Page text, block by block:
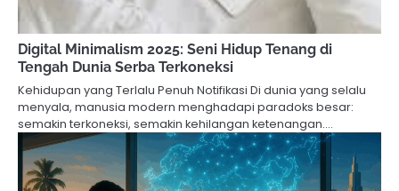
Digital Minimalism 2025: Seni Hidup Tenang di
Tengah Dunia Serba Terkoneksi
Kehidupan yang Terlalu Penuh Notifikasi Di dunia yang selalu
menyala, manusia modern menghadapi paradoks besar:
semakin terkoneksi, semakin kehilangan ketenangan.…